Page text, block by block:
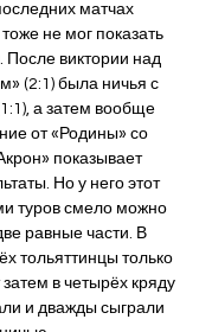
матчах
не мог показать
виктории над
(2:1) была ничья с
а затем вообще
от «Родины» со
показывает
Но у него этот
туров смело можно
равные части. В
тольяттинцы только
в четырёх кряду
и дважды сыграли